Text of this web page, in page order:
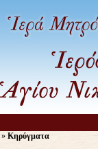
» Κηρύγματα